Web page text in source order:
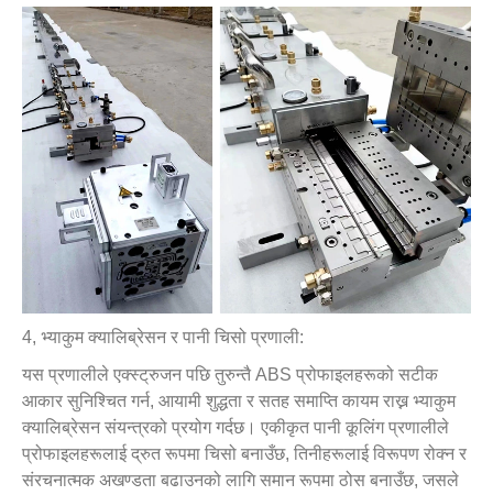
4, भ्याकुम क्यालिब्रेसन र पानी चिसो प्रणाली:
यस प्रणालीले एक्स्ट्रुजन पछि तुरुन्तै ABS प्रोफाइलहरूको सटीक
आकार सुनिश्चित गर्न, आयामी शुद्धता र सतह समाप्ति कायम राख्न भ्याकुम
क्यालिब्रेसन संयन्त्रको प्रयोग गर्दछ। एकीकृत पानी कूलिंग प्रणालीले
प्रोफाइलहरूलाई द्रुत रूपमा चिसो बनाउँछ, तिनीहरूलाई विरूपण रोक्न र
संरचनात्मक अखण्डता बढाउनको लागि समान रूपमा ठोस बनाउँछ, जसले